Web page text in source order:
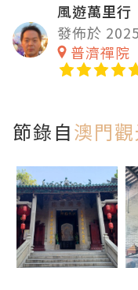
風遊萬里行
發佈於
普濟禪院
節錄自澳門